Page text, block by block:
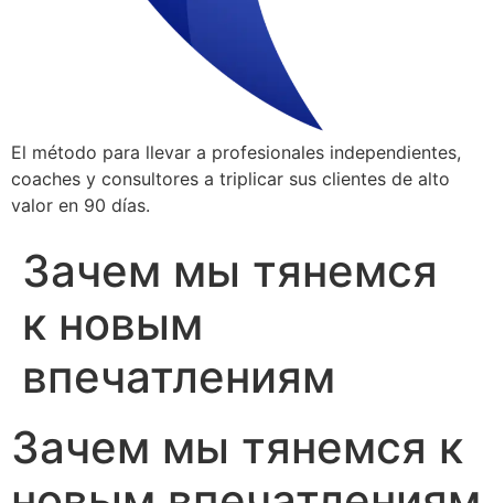
El método para llevar a profesionales independientes,
coaches y consultores a triplicar sus clientes de alto
valor en 90 días.
Зачем мы тянемся
к новым
впечатлениям
Зачем мы тянемся к